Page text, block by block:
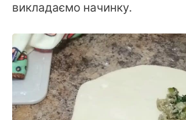
викладаємо начинку.